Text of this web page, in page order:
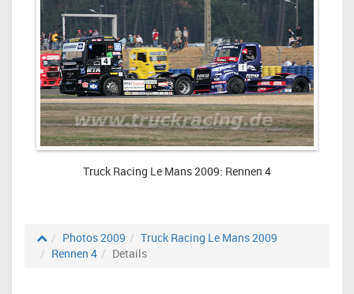
Truck Racing Le Mans 2009: Rennen 4
Photos 2009
Truck Racing Le Mans 2009
Rennen 4
Details